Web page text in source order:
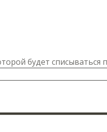
будет списываться